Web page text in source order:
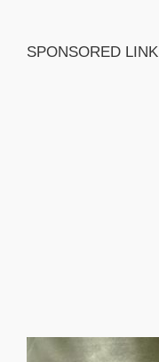
SPONSORED LINK